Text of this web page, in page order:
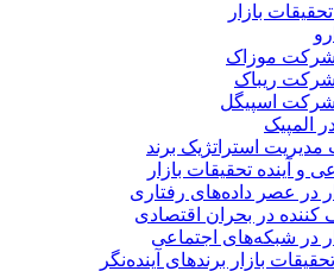
شرکت موزاک
شرکت ریباک
شرکت اسپیگل
المپیک
استراتژیک برند
آینده تحقیقات بازار
در عصر داده‌های رفتاری
در بحران اقتصادی
در شبکه‌های اجتماعی
بازار برندهای آینده‌نگر